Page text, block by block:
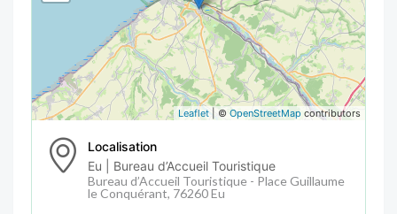
Leaflet | © OpenStreetMap contributors
Localisation
Eu | Bureau d’Accueil Touristique
Bureau d’Accueil Touristique - Place Guillaume
le Conquérant, 76260 Eu